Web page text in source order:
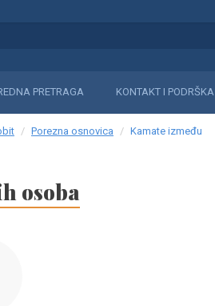
PRETRAGA KONTAKT I PODRŠKA
Porezna osnovica
Kamate između
osoba